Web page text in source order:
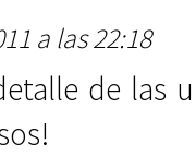
a las 22:18
de las